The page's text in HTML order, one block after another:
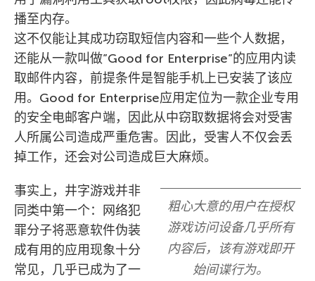
播至内存。
这不仅能让其成功窃取短信内容和一些个人数据，
还能从一款叫做”Good for Enterprise”的应用内读
取邮件内容，前提条件是智能手机上已安装了该应
用。Good for Enterprise应用定位为一款企业专用
的安全电邮客户端，因此从中窃取数据将会对受害
人所属公司造成严重危害。因此，受害人不仅会丢
掉工作，还会对公司造成巨大麻烦。
粗心大意的用户在授权
游戏访问设备几乎所有
内容后，该有游戏即开
始间谍行为。
事实上，井字游戏并非
同类中第一个：网络犯
罪分子将恶意软件伪装
成有用的应用现象十分
常见，几乎已成为了一